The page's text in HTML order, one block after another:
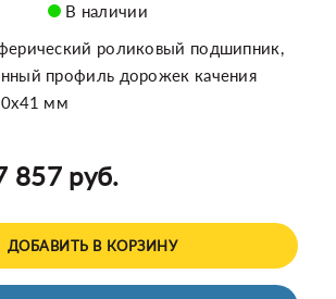
В наличии
роликовый подшипник,
профиль дорожек качения
мм
857 руб.
ДОБАВИТЬ В КОРЗИНУ